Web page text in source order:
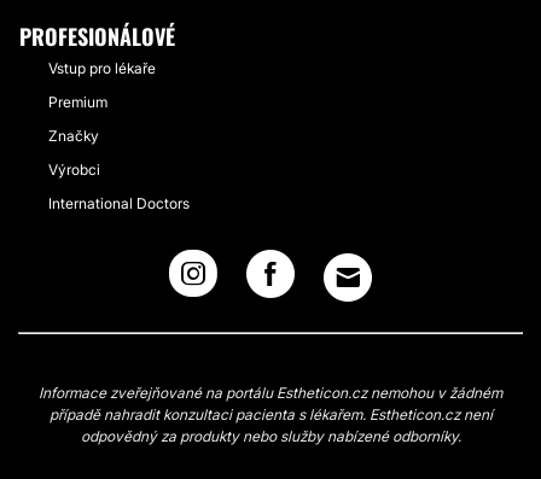
PROFESIONÁLOVÉ
Vstup pro lékaře
Premium
Značky
Výrobci
International Doctors
Informace zveřejňované na portálu Estheticon.cz nemohou v žádném
případě nahradit konzultaci pacienta s lékařem. Estheticon.cz není
odpovědný za produkty nebo služby nabízené odborníky.